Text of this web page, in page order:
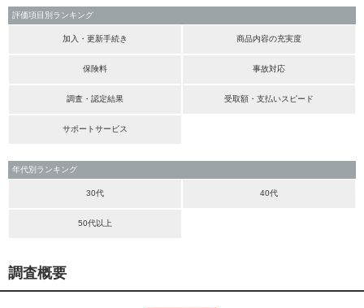
評価項目別ランキング
加入・更新手続き 商品内容の充実度
保険料 事故対応
調査・認定結果 受取額・支払いスピード
サポートサービス
年代別ランキング
30代 40代
50代以上
調査概要